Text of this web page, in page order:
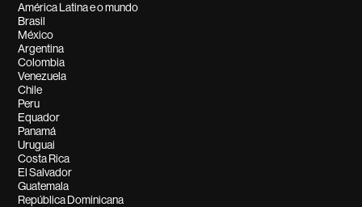
América Latina e o mundo
Brasil
México
Argentina
Colombia
Venezuela
Chile
Peru
Equador
Panamá
Uruguai
Costa Rica
El Salvador
Guatemala
República Dominicana